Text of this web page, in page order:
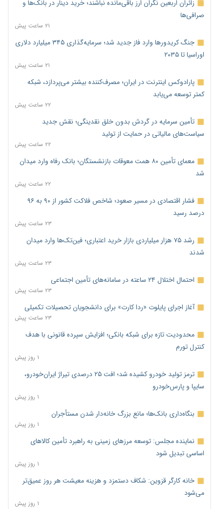
زائران اربعین نگران ارز باقی‌مانده نباشند؛ خرید دینار در بانک‌ها و
صرافی‌ها
۲۱ ساعت پیش
جنگ کریدورها وارد فاز جدید شد؛ سرمایه‌گذاری ۳۴۵ میلیارد دلاری
اوراسیا تا ۲۰۳۵
۲۱ ساعت پیش
پارادوکس اینترنت در ایران؛ مصرف‌کننده بیشتر می‌پردازد، شبکه
کمتر توسعه می‌یابد
۲۲ ساعت پیش
تأمین سرمایه در گردش بدون خلق نقدینگی؛ نقش جدید
سیاست‌های مالیاتی در حمایت از تولید
۲۲ ساعت پیش
معمای تأمین ۸۰ همت معوقات بازنشستگان؛ بانک رفاه وارد میدان
شد
۲۲ ساعت پیش
فشار اقتصادی در مسیر صعود؛ شاخص فلاکت کشور از ۹۰ به ۹۶
درصد رسید
۲۳ ساعت پیش
رشد ۷۵ هزار میلیاردی بازار خرید اعتباری؛ فین‌تک‌ها وارد میدان
شدند
۲۳ ساعت پیش
احتمال اختلال ۲۴ ساعته در سامانه‌های تأمین اجتماعی
۲۳ ساعت پیش
آغاز اجرای پایلوت «ردا کارت» برای دانشجویان تحصیلات تکمیلی
۲۳ ساعت پیش
محدودیت تازه برای شبکه بانکی؛ افزایش سپرده قانونی با هدف
کنترل تورم
۱ روز پیش
ترمز تولید خودرو کشیده شد؛ افت ۲۵ درصدی تیراژ ایران‌خودرو،
سایپا و پارس‌خودرو
۱ روز پیش
بنگاه‌داری بانک‌ها؛ مانع بزرگ خانه‌دار شدن مستأجران
۱ روز پیش
نماینده مجلس: توسعه مرزهای زمینی به راهبرد تأمین کالاهای
اساسی تبدیل شود
۱ روز پیش
خانه کارگر قزوین: شکاف دستمزد و هزینه معیشت هر روز عمیق‌تر
می‌شود
۱ روز پیش